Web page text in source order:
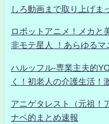
しろ動画まで取り上げま
ロボットアニメ！メカと
非モテ星人 ！あらゆるマ
ハルッフル-専業主夫的
く！初老人の介護生活！
アニゲタレスト（元祖
ナベ的まとめ速報